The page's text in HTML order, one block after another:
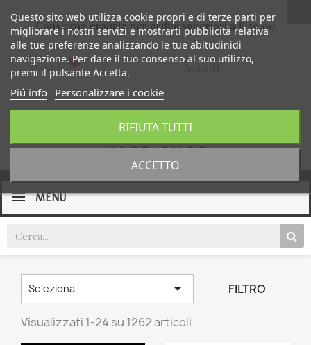
Consegna gratuita per ordini superiori a € 59,00
0,00 €
MENU
Seleziona  FILTRO
Visualizzati 1-24 su 1262 articoli
Questo sito web utilizza cookie propri e di terze parti per
migliorare i nostri servizi e mostrarti pubblicità relativa
alle tue preferenze analizzando le tue abitudinidi
navigazione. Per dare il tuo consenso al suo utilizzo,
premi il pulsante Accetta.
Piú info Personalizzare i cookie
RIFIUTA TUTTI
ACCETTO